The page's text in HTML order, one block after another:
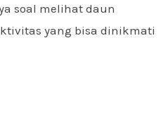
soal melihat daun
yang bisa dinikmati